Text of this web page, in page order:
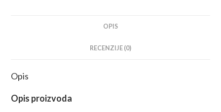
OPIS
RECENZIJE (0)
Opis
Opis proizvoda